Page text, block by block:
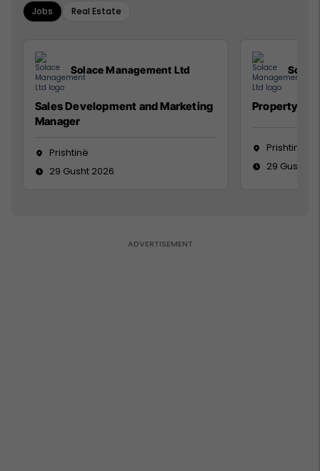
Jobs Real Estate
Solace Management Ltd
Sales Development and Marketing
Manager
Prishtinë
29 Gusht 2026
Property
Prishtinë
29 Gusht